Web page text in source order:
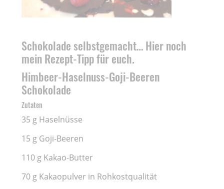
Schokolade selbstgemacht… Hier noch
mein Rezept-Tipp für euch.
Himbeer-Haselnuss-Goji-Beeren
Schokolade
Zutaten
35 g Haselnüsse
15 g Goji-Beeren
110 g Kakao-Butter
70 g Kakaopulver in Rohkostqualität